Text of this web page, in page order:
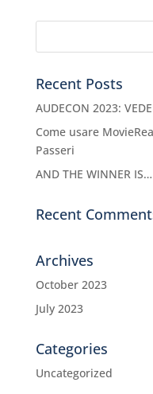
Recent Posts
AUDECON 2023:
Come usare
Passeri
AND THE WINNER
Recent
Archives
October 2023
July 2023
Categories
Uncategorized